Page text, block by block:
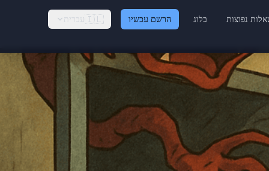
נפוצות בלוג הרשם עכשיו 🇮🇱עברית